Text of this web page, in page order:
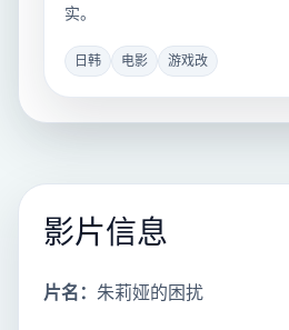
实。
日韩 电影 游戏改
影片信息
片名： 朱莉娅的困扰